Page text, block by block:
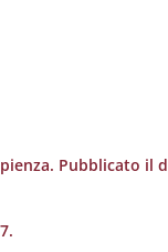
Pubblicato il